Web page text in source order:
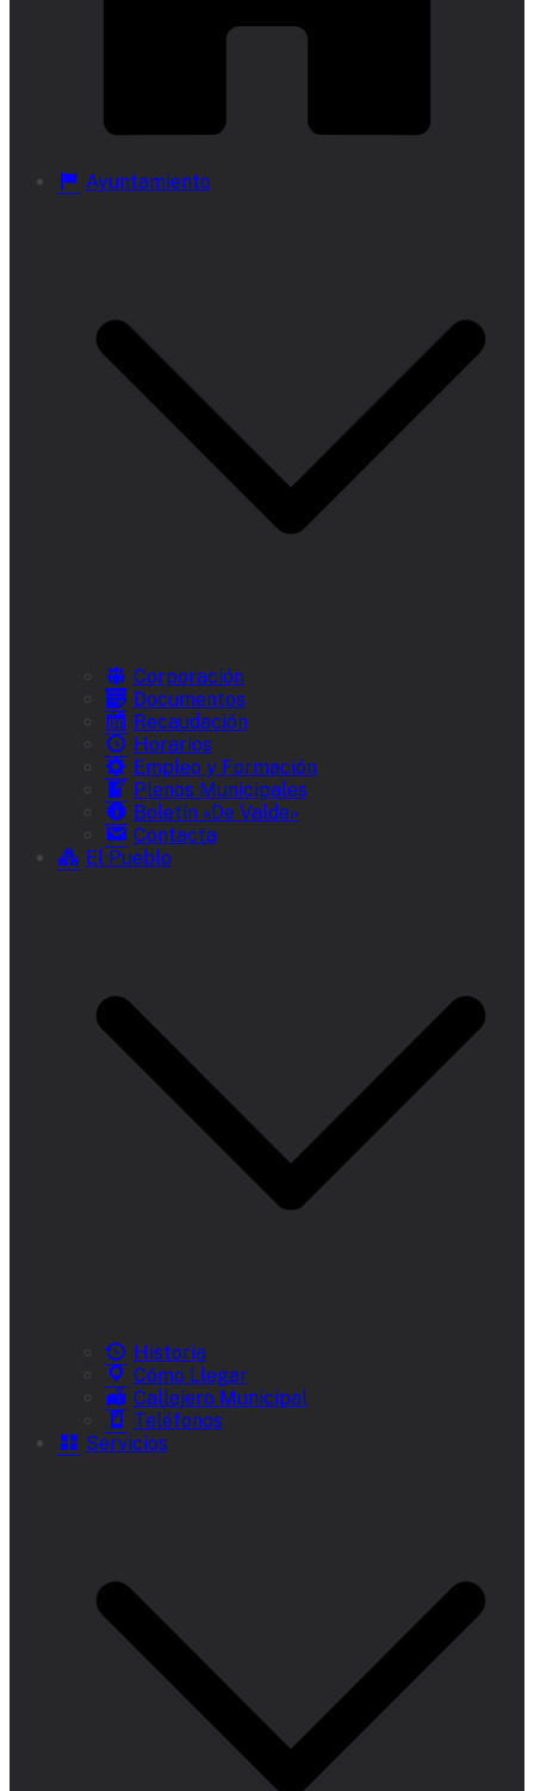
Ayuntamiento
Corporación
Documentos
Recaudación
Horarios
Empleo y Formación
Plenos Municipales
Boletín «De Valde»
Contacta
El Pueblo
Historia
Cómo Llegar
Callejero Municipal
Teléfonos
Servicios